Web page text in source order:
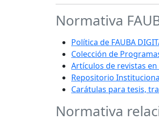
Normativa
Política de FAUBA
Colección de
Artículos de revistas en
Repositorio
Carátulas para tesis,
Normativa